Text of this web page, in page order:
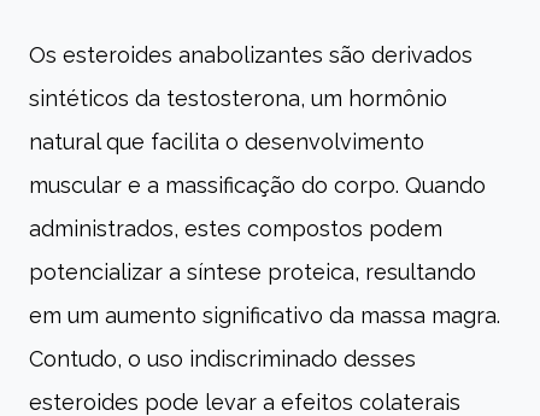
Os esteroides anabolizantes são derivados
sintéticos da testosterona, um hormônio
natural que facilita o desenvolvimento
muscular e a massificação do corpo. Quando
administrados, estes compostos podem
potencializar a síntese proteica, resultando
em um aumento significativo da massa magra.
Contudo, o uso indiscriminado desses
esteroides pode levar a efeitos colaterais